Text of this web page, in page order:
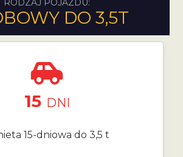
RODZAJ POJAZDU:
DO 3,5T
15 DNI
15-dniowa do 3,5 t